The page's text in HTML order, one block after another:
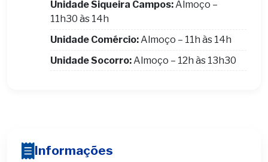
Unidade Siqueira Campos:Almoço –
11h30 às 14h
Unidade Comércio:Almoço – 11h às 14h
Unidade Socorro: Almoço – 12h às 13h30
Informações